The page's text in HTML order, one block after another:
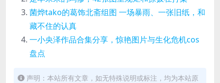
菌烨tako的葛饰北斋组图 一场暴雨、一张旧纸，和
藏不住的认真
一小央泽作品合集分享，惊艳图片与生化危机cos
盘点
声明：本站所有文章，如无特殊说明或标注，均为本站原